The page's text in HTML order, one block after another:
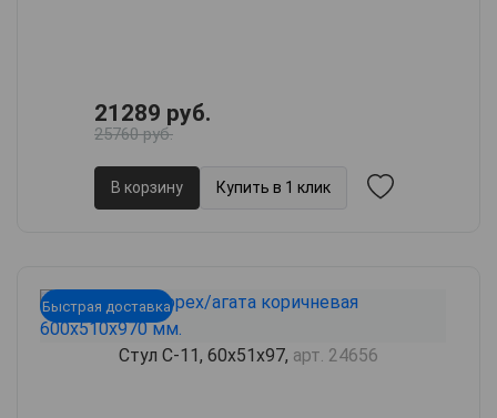
21289 руб.
25760 руб.
В корзину Купить в 1 клик
Быстрая доставка
Стул С-11, 60х51х97, арт. 24656